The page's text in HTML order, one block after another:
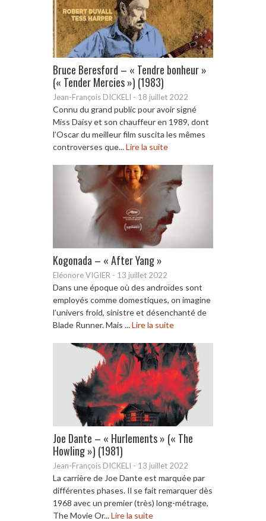
Bruce Beresford – « Tendre bonheur »
(« Tender Mercies ») (1983)
Jean-François DICKELI - 18 juillet 2022
Connu du grand public pour avoir signé
Miss Daisy et son chauffeur en 1989, dont
l’Oscar du meilleur film suscita les mêmes
controverses que...Lire la suite
Kogonada – « After Yang »
Eléonore VIGIER - 13 juillet 2022
Dans une époque où des androïdes sont
employés comme domestiques, on imagine
l’univers froid, sinistre et désenchanté de
Blade Runner. Mais ...Lire la suite
Joe Dante – « Hurlements » (« The
Howling ») (1981)
Jean-François DICKELI - 13 juillet 2022
La carrière de Joe Dante est marquée par
différentes phases. Il se fait remarquer dès
1968 avec un premier (très) long-métrage,
The Movie Or...Lire la suite